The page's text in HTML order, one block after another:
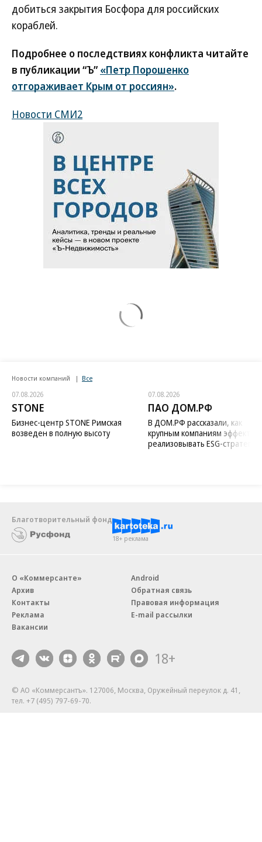
добиться закрытия Босфора для российских
кораблей.
Подробнее о последствиях конфликта читайте
в публикации “Ъ” «Петр Порошенко
отгораживает Крым от россиян».
Новости СМИ2
Новости компаний Все
07.08.2026
STONE
Бизнес-центр STONE Римская
возведен в полную высоту
07.08.2026
ПАО ДОМ.РФ
В ДОМ.РФ рассказали, как
крупным компаниям
реализовывать ESG-стратегию
Благотворительный фонд
18+ реклама
О «Коммерсанте»
Архив
Контакты
Реклама
Вакансии
Android
Обратная связь
Правовая информация
E-mail рассылки
18+
© АО «Коммерсантъ». 127006, Москва, Оружейный переулок д. 41,
тел. +7 (495) 797-69-70.